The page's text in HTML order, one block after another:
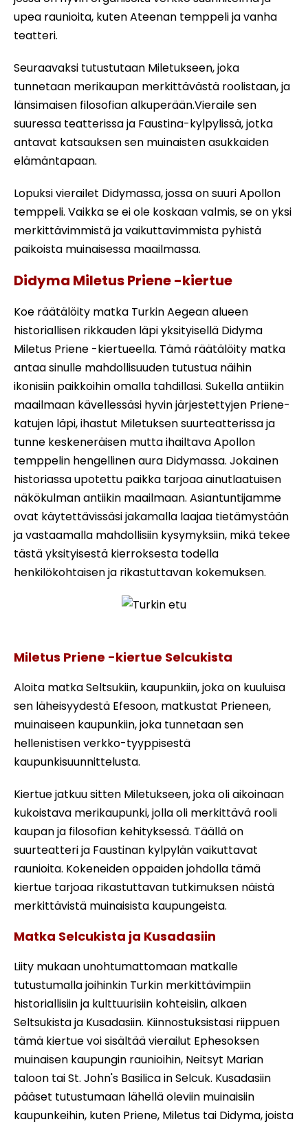
upea raunioita, kuten Ateenan temppeli ja vanha
teatteri.
Seuraavaksi tutustutaan Miletukseen, joka
tunnetaan merikaupan merkittävästä roolistaan, ja
länsimaisen filosofian alkuperään.Vieraile sen
suuressa teatterissa ja Faustina-kylpylissä, jotka
antavat katsauksen sen muinaisten asukkaiden
elämäntapaan.
Lopuksi vierailet Didymassa, jossa on suuri Apollon
temppeli. Vaikka se ei ole koskaan valmis, se on yksi
merkittävimmistä ja vaikuttavimmista pyhistä
paikoista muinaisessa maailmassa.
Didyma Miletus Priene -kiertue
Koe räätälöity matka Turkin Aegean alueen
historiallisen rikkauden läpi yksityisellä Didyma
Miletus Priene -kiertueella. Tämä räätälöity matka
antaa sinulle mahdollisuuden tutustua näihin
ikonisiin paikkoihin omalla tahdillasi. Sukella antiikin
maailmaan kävellessäsi hyvin järjestettyjen Priene-
katujen läpi, ihastut Miletuksen suurteatterissa ja
tunne keskeneräisen mutta ihailtava Apollon
temppelin hengellinen aura Didymassa. Jokainen
historiassa upotettu paikka tarjoaa ainutlaatuisen
näkökulman antiikin maailmaan. Asiantuntijamme
ovat käytettävissäsi jakamalla laajaa tietämystään
ja vastaamalla mahdollisiin kysymyksiin, mikä tekee
tästä yksityisestä kierroksesta todella
henkilökohtaisen ja rikastuttavan kokemuksen.
Miletus Priene -kiertue Selcukista
Aloita matka Seltsukiin, kaupunkiin, joka on kuuluisa
sen läheisyydestä Efesoon, matkustat Prieneen,
muinaiseen kaupunkiin, joka tunnetaan sen
hellenistisen verkko-tyyppisestä
kaupunkisuunnittelusta.
Kiertue jatkuu sitten Miletukseen, joka oli aikoinaan
kukoistava merikaupunki, jolla oli merkittävä rooli
kaupan ja filosofian kehityksessä. Täällä on
suurteatteri ja Faustinan kylpylän vaikuttavat
raunioita. Kokeneiden oppaiden johdolla tämä
kiertue tarjoaa rikastuttavan tutkimuksen näistä
merkittävistä muinaisista kaupungeista.
Matka Selcukista ja Kusadasiin
Liity mukaan unohtumattomaan matkalle
tutustumalla joihinkin Turkin merkittävimpiin
historiallisiin ja kulttuurisiin kohteisiin, alkaen
Seltsukista ja Kusadasiin. Kiinnostuksistasi riippuen
tämä kiertue voi sisältää vierailut Ephesoksen
muinaisen kaupungin raunioihin, Neitsyt Marian
taloon tai St. John's Basilica in Selcuk. Kusadasiin
pääset tutustumaan lähellä oleviin muinaisiin
kaupunkeihin, kuten Priene, Miletus tai Didyma, joista